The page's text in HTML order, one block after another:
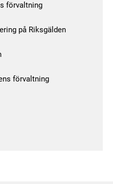
förvaltning
på Riksgälden
förvaltning